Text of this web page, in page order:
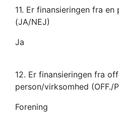
11. Er finansieringen fra
(JA/NEJ)
Ja
12. Er finansieringen fra
person/virksomhed (OFF./
Forening